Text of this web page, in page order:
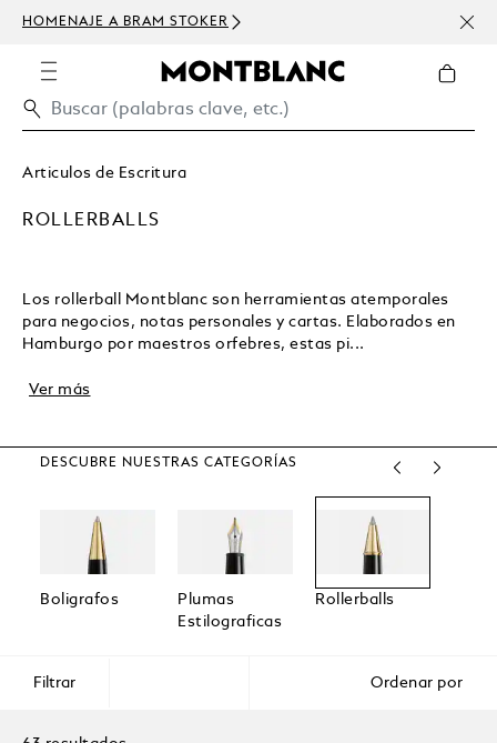
A BRAM STOKER
USD DE
Articulos de Escritura
ROLLERBALLS
Los rollerball Montblanc son herramientas atemporales
para negocios, notas personales y cartas. Elaborados en
Hamburgo por maestros orfebres, estas pi...
Ver más
DESCUBRE NUESTRAS CATEGORÍAS
Boligrafos
Plumas
Estilograficas
Rollerballs
Filtrar Ordenar por